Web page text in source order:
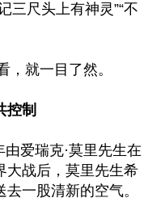
三尺头上有神灵”“不
，就一目了然。
控制
由爱瑞克·莫里先生在
大战后，莫里先生希
一股清新的空气。